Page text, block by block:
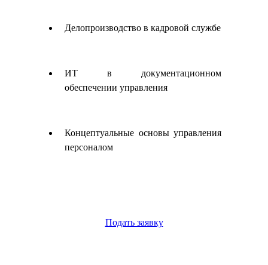
Делопроизводство в кадровой службе
ИТ в документационном
обеспечении управления
Концептуальные основы управления
персоналом
Подать заявку